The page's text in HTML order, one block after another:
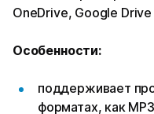
OneDrive, Google
Особенности:
поддерживает
форматах, как